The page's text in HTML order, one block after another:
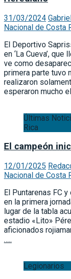
31/03/2024
Nacional de Costa
El Deportivo
en ‘La Cueva’,
ve como
primera parte tuvo
realizaron
esperaron mucho
Últimas
Rica
El campeón
12/01/2025
Nacional de Costa
El Puntarenas FC
en la primera
lugar de la tabla
estadio «Lito»
aficionados
…..
Legionarios